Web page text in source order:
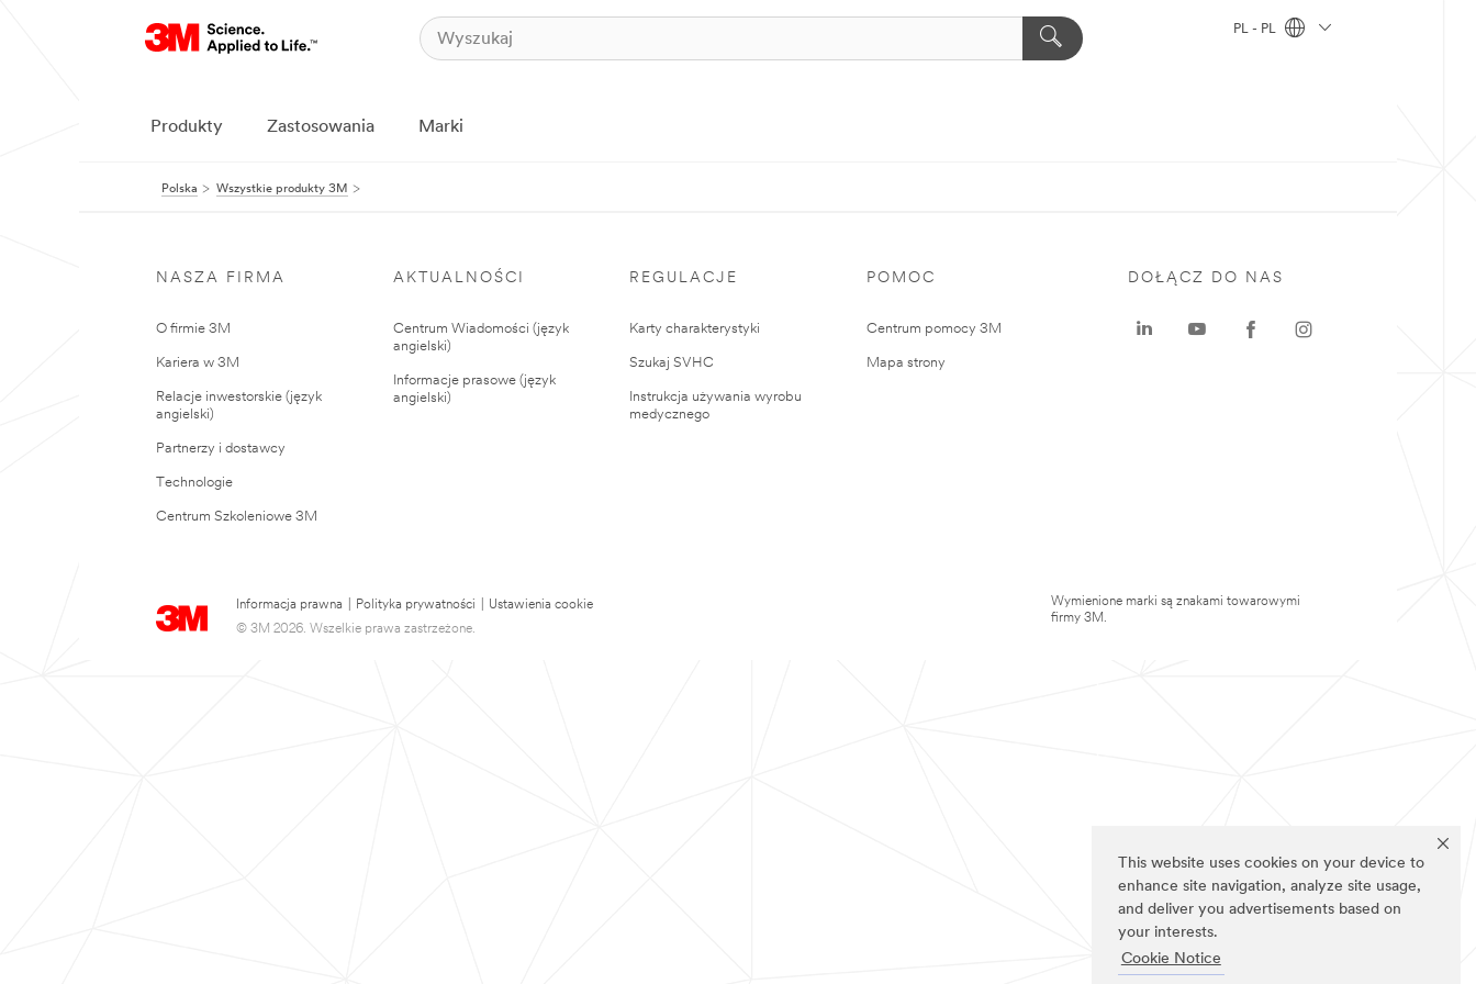
This website uses cookies on your device to
enhance site navigation, analyze site usage,
and deliver you advertisements based on
your interests.
Cookie Notice
PL - PL
Produkty Zastosowania Marki
Polska Wszystkie produkty 3M
NASZA FIRMA
O firmie 3M
Kariera w 3M
Relacje inwestorskie (język
angielski)
Partnerzy i dostawcy
Technologie
Centrum Szkoleniowe 3M
AKTUALNOŚCI
Centrum Wiadomości (język
angielski)
Informacje prasowe (język
angielski)
REGULACJE
Karty charakterystyki
Szukaj SVHC
Instrukcja używania wyrobu
medycznego
POMOC
Centrum pomocy 3M
Mapa strony
Informacja prawna Polityka prywatności
Ustawienia cookie
© 3M 2026. Wszelkie prawa zastrzeżone.
DOŁĄCZ DO NAS
Wymienione marki są znakami towarowymi
firmy 3M.